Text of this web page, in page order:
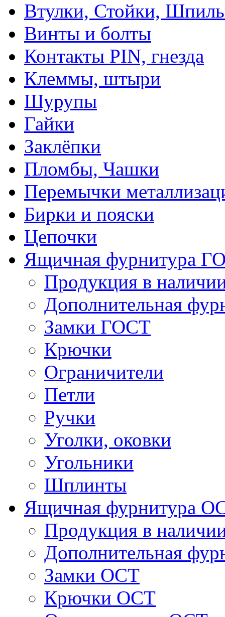
Втулки, Стойки,
Винты и болты
Контакты PIN, гнезда
Клеммы, штыри
Шурупы
Гайки
Заклёпки
Пломбы, Чашки
Перемычки
Бирки и пояски
Цепочки
Ящичная фурнитура
Продукция в
Дополнительная
Замки ГОСТ
Крючки
Ограничители
Петли
Ручки
Уголки, оковки
Угольники
Шплинты
Ящичная фурнитура
Продукция в
Дополнительная
Замки ОСТ
Крючки ОСТ